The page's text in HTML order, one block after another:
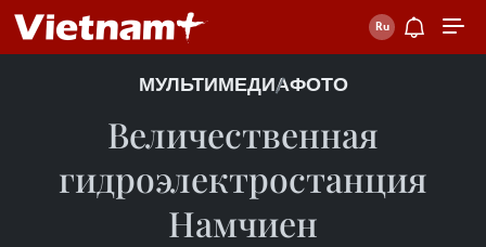
МУЛЬТИМЕДИАФОТО
Величественная
гидроэлектростанция
Намчиен